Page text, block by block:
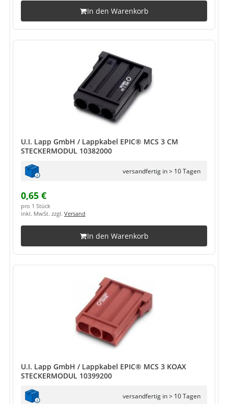
In den Warenkorb
U.I. Lapp GmbH / Lappkabel EPIC® MCS 3 CM
STECKERMODUL 10382000
versandfertig in > 10 Tagen
0,65 €
pro 1 Stück
inkl. MwSt. zzgl. Versand
In den Warenkorb
U.I. Lapp GmbH / Lappkabel EPIC® MCS 3 KOAX
STECKERMODUL 10399200
versandfertig in > 10 Tagen